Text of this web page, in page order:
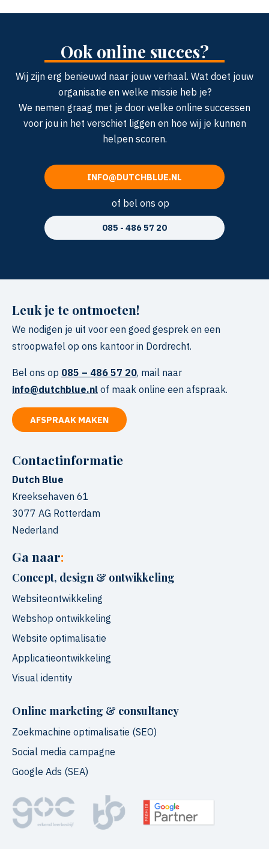
Ook online succes?
Wij zijn erg benieuwd naar jouw verhaal. Wat doet jouw
organisatie en welke missie heb je?
We nemen graag met je door welke online successen
voor jou in het verschiet liggen en hoe wij je kunnen
helpen scoren.
INFO@DUTCHBLUE.NL
of bel ons op
085 - 486 57 20
Leuk je te ontmoeten!
We nodigen je uit voor een goed gesprek en een
stroopwafel op ons kantoor in Dordrecht.
Bel ons op 085 – 486 57 20, mail naar
info@dutchblue.nl of maak online een afspraak.
AFSPRAAK MAKEN
Contactinformatie
Dutch Blue
Kreeksehaven 61
3077 AG Rotterdam
Nederland
Ga naar:
Concept, design & ontwikkeling
Websiteontwikkeling
Webshop ontwikkeling
Website optimalisatie
Applicatieontwikkeling
Visual identity
Online marketing & consultancy
Zoekmachine optimalisatie (SEO)
Social media campagne
Google Ads (SEA)